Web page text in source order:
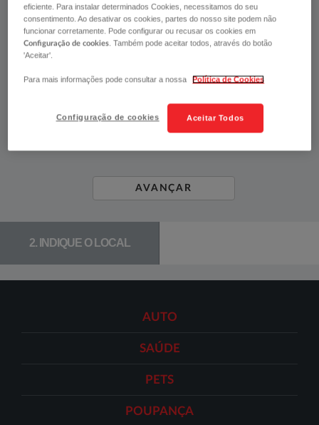
AVANÇAR
2. INDIQUE O LOCAL
AUTO
SAÚDE
PETS
POUPANÇA
eficiente. Para instalar determinados Cookies, necessitamos do seu
consentimento. Ao desativar os cookies, partes do nosso site podem não
funcionar corretamente. Pode configurar ou recusar os cookies em
Configuração de cookies. Também pode aceitar todos, através do botão
'Aceitar'.
Para mais informações pode consultar a nossa Política de Cookies
Aceitar Todos
Configuração de cookies